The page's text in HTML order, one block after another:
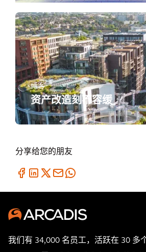
博客
资产改造刻不容缓
分享给您的朋友
我们有 34,000 名员工，活跃在 30 多